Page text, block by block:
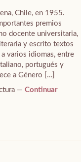
Chile, en 1955.
premios
docente universitaria,
y escrito textos
varios idiomas, entre
portugués y
a Género […]
Continuar